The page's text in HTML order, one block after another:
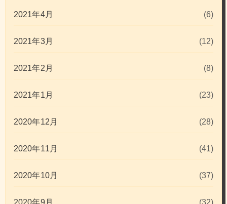
2021年4月 (6)
2021年3月 (12)
2021年2月 (8)
2021年1月 (23)
2020年12月 (28)
2020年11月 (41)
2020年10月 (37)
2020年9月 (32)